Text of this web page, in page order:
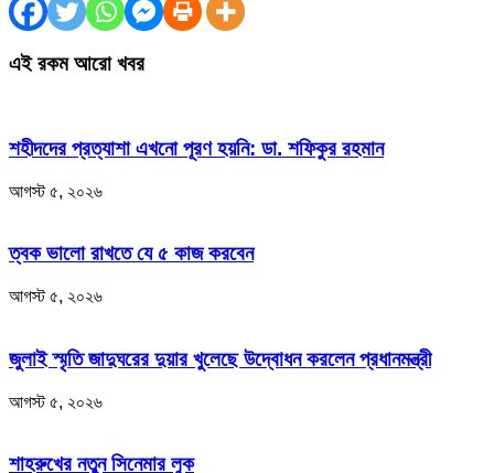
এই রকম আরো খবর
শহীদদের প্রত্যাশা এখনো পূরণ হয়নি: ডা. শফিকুর রহমান
আগস্ট ৫, ২০২৬
ত্বক ভালো রাখতে যে ৫ কাজ করবেন
আগস্ট ৫, ২০২৬
জুলাই স্মৃতি জাদুঘরের দুয়ার খুলেছে উদ্বোধন করলেন প্রধানমন্ত্রী
আগস্ট ৫, ২০২৬
শাহরুখের নতুন সিনেমার লুক